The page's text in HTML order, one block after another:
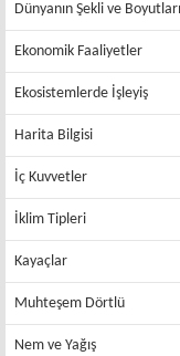
Dünyanın Şekli ve Boyutları
Ekonomik Faaliyetler
Ekosistemlerde İşleyiş
Harita Bilgisi
İç Kuvvetler
İklim Tipleri
Kayaçlar
Muhteşem Dörtlü
Nem ve Yağış